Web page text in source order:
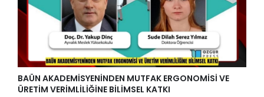
BAÜN AKADEMİSYENİNDEN MUTFAK ERGONOMİSİ VE
ÜRETİM VERİMLİLİĞİNE BİLİMSEL KATKI